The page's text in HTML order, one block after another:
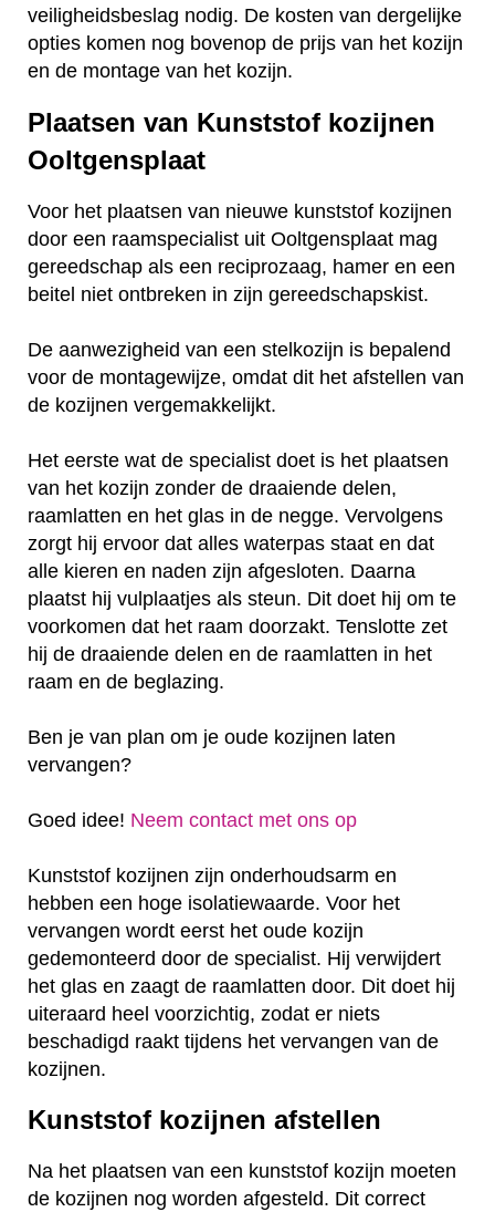
veiligheidsbeslag nodig. De kosten van dergelijke
opties komen nog bovenop de prijs van het kozijn
en de montage van het kozijn.
Plaatsen van Kunststof kozijnen
Ooltgensplaat
Voor het plaatsen van nieuwe kunststof kozijnen
door een raamspecialist uit Ooltgensplaat mag
gereedschap als een reciprozaag, hamer en een
beitel niet ontbreken in zijn gereedschapskist.
De aanwezigheid van een stelkozijn is bepalend
voor de montagewijze, omdat dit het afstellen van
de kozijnen vergemakkelijkt.
Het eerste wat de specialist doet is het plaatsen
van het kozijn zonder de draaiende delen,
raamlatten en het glas in de negge. Vervolgens
zorgt hij ervoor dat alles waterpas staat en dat
alle kieren en naden zijn afgesloten. Daarna
plaatst hij vulplaatjes als steun. Dit doet hij om te
voorkomen dat het raam doorzakt. Tenslotte zet
hij de draaiende delen en de raamlatten in het
raam en de beglazing.
Ben je van plan om je oude kozijnen laten
vervangen?
Goed idee! Neem contact met ons op
Kunststof kozijnen zijn onderhoudsarm en
hebben een hoge isolatiewaarde. Voor het
vervangen wordt eerst het oude kozijn
gedemonteerd door de specialist. Hij verwijdert
het glas en zaagt de raamlatten door. Dit doet hij
uiteraard heel voorzichtig, zodat er niets
beschadigd raakt tijdens het vervangen van de
kozijnen.
Kunststof kozijnen afstellen
Na het plaatsen van een kunststof kozijn moeten
de kozijnen nog worden afgesteld. Dit correct